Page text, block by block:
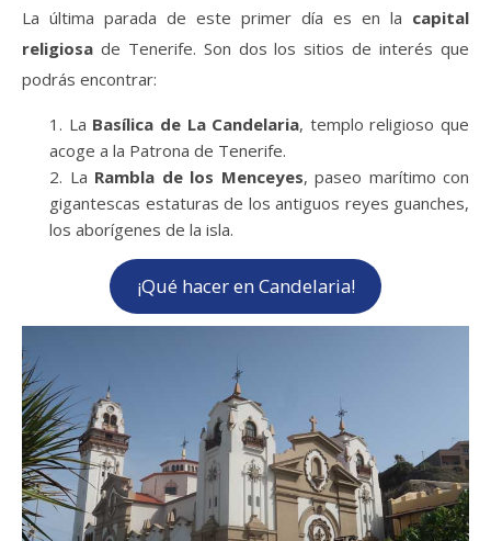
La última parada de este primer día es en la capital
religiosa de Tenerife. Son dos los sitios de interés que
podrás encontrar:
La Basílica de La Candelaria, templo religioso que
acoge a la Patrona de Tenerife.
La Rambla de los Menceyes, paseo marítimo con
gigantescas estaturas de los antiguos reyes guanches,
los aborígenes de la isla.
¡Qué hacer en Candelaria!